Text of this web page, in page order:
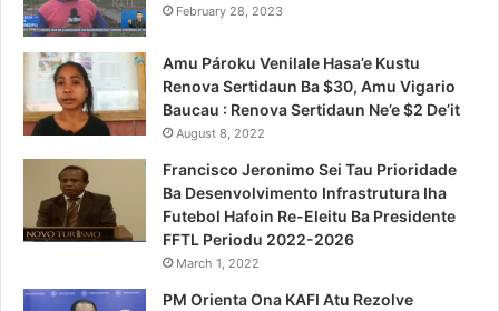
February 28, 2023
Amu Pároku Venilale Hasa’e Kustu
Renova Sertidaun Ba $30, Amu Vigario
Baucau : Renova Sertidaun Ne’e $2 De’it
August 8, 2022
Francisco Jeronimo Sei Tau Prioridade
Ba Desenvolvimento Infrastrutura Iha
Futebol Hafoin Re-Eleitu Ba Presidente
FFTL Periodu 2022-2026
March 1, 2022
PM Orienta Ona KAFI Atu Rezolve